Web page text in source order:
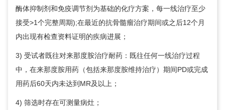
酶体抑制剂和免疫调节剂为基础的化疗方案，每一线治疗至少
接受>1个完整周期);在最近的抗骨髓瘤治疗期间或之后12个月
内出现有检查资料证明的疾病进展；
3) 受试者既往对来那度胺治疗耐药：既往任何一线治疗过程
中，在来那度胺用药（包括来那度胺维持治疗）期间PD或完成
用药后60天内未达到MR及以上；
4) 筛选时存在可测量病灶；